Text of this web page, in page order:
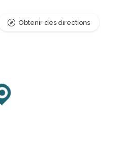
Obtenir des directions